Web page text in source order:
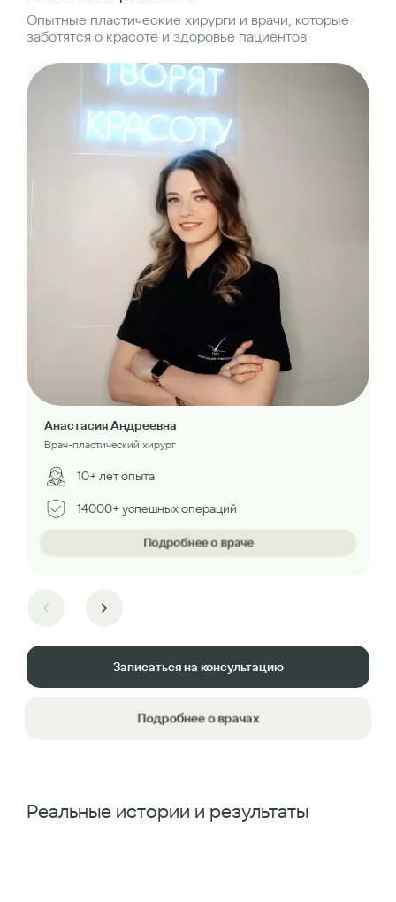
Опытные пластические хирурги и врачи, которые
заботятся о красоте и здоровье пациентов
Анастасия Андреевна
Врач-пластический хирург
10+ лет опыта
14000+ успешных операций
Подробнее о враче
Записаться на консультацию
Подробнее о врачах
Реальные истории и результаты